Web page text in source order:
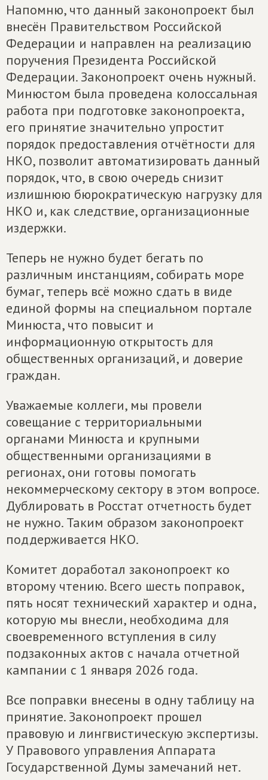
Напомню, что данный законопроект был
внесён Правительством Российской
Федерации и направлен на реализацию
поручения Президента Российской
Федерации. Законопроект очень нужный.
Минюстом была проведена колоссальная
работа при подготовке законопроекта,
его принятие значительно упростит
порядок предоставления отчётности для
НКО, позволит автоматизировать данный
порядок, что, в свою очередь снизит
излишнюю бюрократическую нагрузку для
НКО и, как следствие, организационные
издержки.
Теперь не нужно будет бегать по
различным инстанциям, собирать море
бумаг, теперь всё можно сдать в виде
единой формы на специальном портале
Минюста, что повысит и
информационную открытость для
общественных организаций, и доверие
граждан.
Уважаемые коллеги, мы провели
совещание с территориальными
органами Минюста и крупными
общественными организациями в
регионах, они готовы помогать
некоммерческому сектору в этом вопросе.
Дублировать в Росстат отчетность будет
не нужно. Таким образом законопроект
поддерживается НКО.
Комитет доработал законопроект ко
второму чтению. Всего шесть поправок,
пять носят технический характер и одна,
которую мы внесли, необходима для
своевременного вступления в силу
подзаконных актов с начала отчетной
кампании с 1 января 2026 года.
Все поправки внесены в одну таблицу на
принятие. Законопроект прошел
правовую и лингвистическую экспертизы.
У Правового управления Аппарата
Государственной Думы замечаний нет.